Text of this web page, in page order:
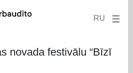
RU
novada festivālu “Bīzī